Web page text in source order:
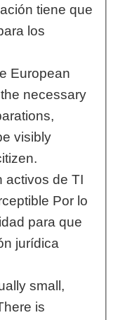
tiene que
los
European
necessary
visibly
activos de TI
Por lo
para que
jurídica
small,
is